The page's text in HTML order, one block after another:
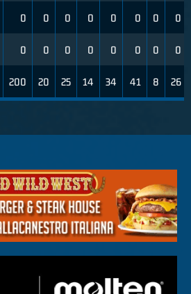
0 0 0 0 0 0 0 0
0 0 0 0 0 0 0 0
200 20 25 14 34 41 8 26